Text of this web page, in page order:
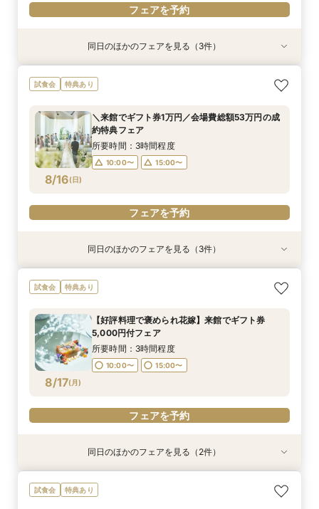
フェアを予約
8/15(土)
オンライン相談会
11:00〜 15:00〜
特典あり
8/15(土)
【2件目来館もお得】試食×見学しっかり体験♪特
典付フェア
10:00〜
特典あり
8/15(土)
【少人数限定】最短３カ月準備OK！体験型1step
相談会
10:00〜
同日のほかのフェアを見る（3件）
試食会 特典あり
8/16(日)
＼来館でギフト券1万円／会場費総額53万円の成
約特典フェア
所要時間：3時間程度
10:00〜 15:00〜
フェアを予約
8/16(日)
オンライン相談会
11:00〜 15:00〜
特典あり
8/16(日)
【2件目来館もお得】試食×見学しっかり体験♪特
典付フェア
10:00〜 15:00〜
特典あり
8/16(日)
【当館人気NO.1】1日で全て完結♪見積×試食×相
談フェア
10:00〜 15:00〜
同日のほかのフェアを見る（3件）
試食会 特典あり
8/17(月)
【好評料理で褒められ花嫁】来館でギフト券
5,000円付フェア
所要時間：3時間程度
10:00〜 15:00〜
フェアを予約
オンライン相談会
特典あり
【2件目来館もお得】試食×見学しっかり体験♪特
典付フェア
同日のほかのフェアを見る（2件）
試食会 特典あり